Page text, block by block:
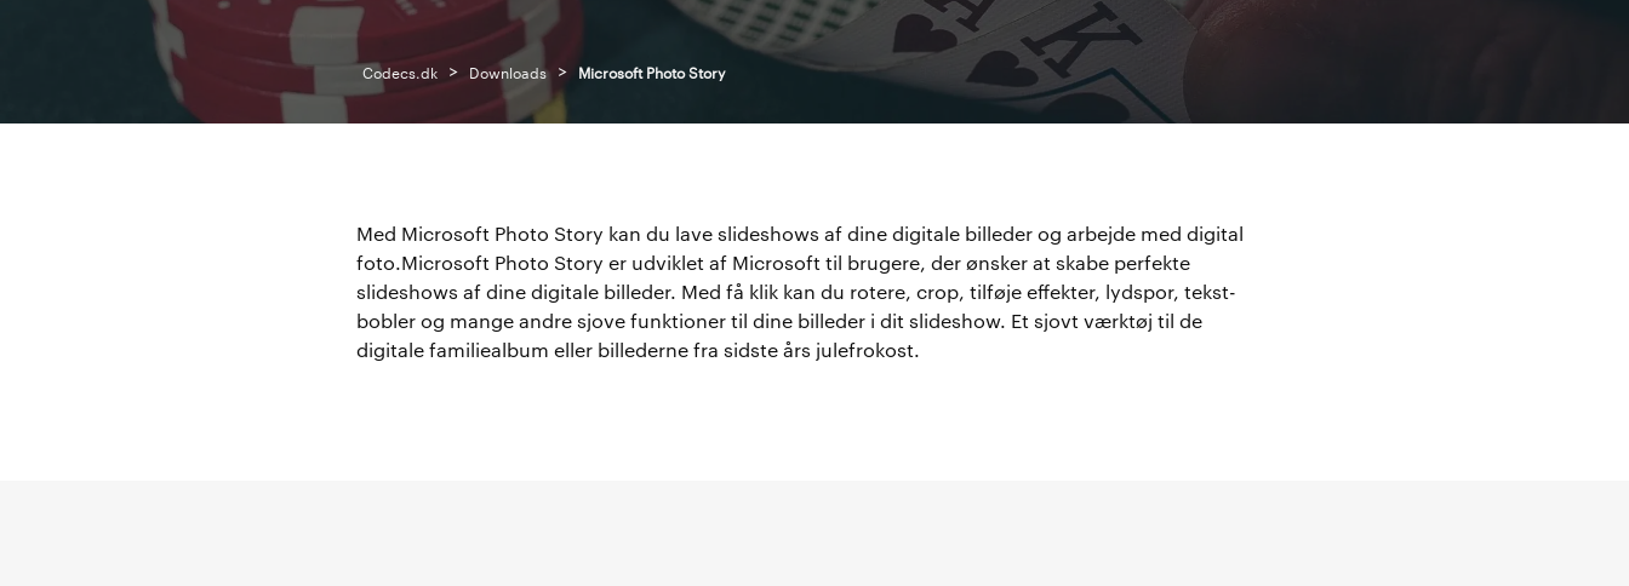
Codecs.dk > Downloads > Microsoft Photo Story
Med Microsoft Photo Story kan du lave slideshows af dine digitale billeder og arbejde med digital
foto.Microsoft Photo Story er udviklet af Microsoft til brugere, der ønsker at skabe perfekte
slideshows af dine digitale billeder. Med få klik kan du rotere, crop, tilføje effekter, lydspor, tekst-
bobler og mange andre sjove funktioner til dine billeder i dit slideshow. Et sjovt værktøj til de
digitale familiealbum eller billederne fra sidste års julefrokost.